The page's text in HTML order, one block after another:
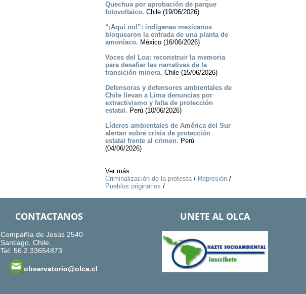
Quechua por aprobación de parque
fotovoltaico. Chile (19/06/2026)
“¡Aquí no!”: indígenas mexicanos
bloquearon la entrada de una planta de
amoníaco. México (16/06/2026)
Voces del Loa: reconstruir la memoria
para desafiar las narrativas de la
transición minera. Chile (15/06/2026)
Defensoras y defensores ambientales de
Chile llevan a Lima denuncias por
extractivismo y falta de protección
estatal. Perú (10/06/2026)
Líderes ambientales de América del Sur
alertan sobre crisis de protección
estatal frente al crimen. Perú
(04/06/2026)
Ver más:
Criminalización de la protesta/ Represión/
Pueblos originarios /
CONTACTANOS
Compañía de Jesús 2540
Santiago, Chile.
Tel: 56.2.33654873
observatorio@olca.cl
UNETE AL OLCA